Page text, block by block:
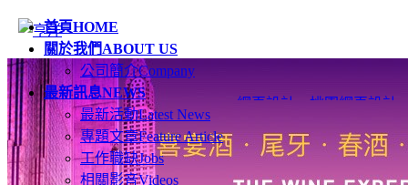
首頁HOME
關於我們ABOUT US
公司簡介Company
最新訊息NEWS
最新活動Latest News
專題文章Feature Article
工作職缺Jobs
相關影音Videos
網頁設計 桃園網頁設計